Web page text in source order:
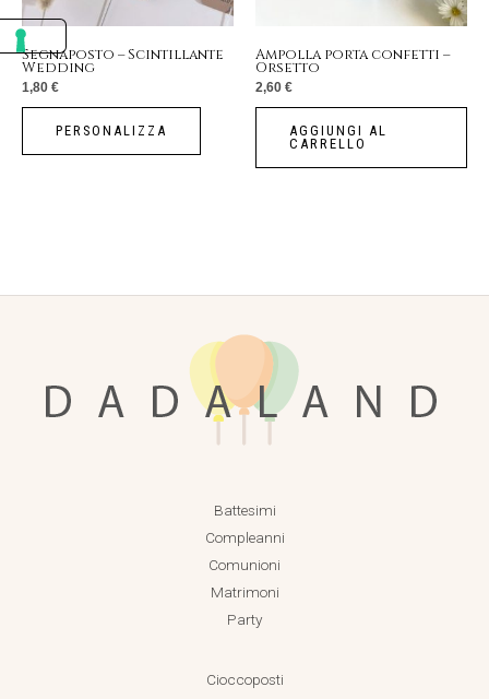
Segnaposto – Scintillante
Wedding
1,80 €
PERSONALIZZA
Ampolla porta confetti –
Orsetto
2,60 €
AGGIUNGI AL
CARRELLO
Battesimi
Compleanni
Comunioni
Matrimoni
Party
Cioccoposti